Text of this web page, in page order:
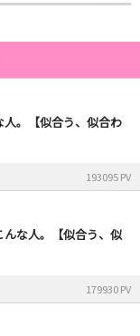
。【似合う、似合わ
193095 PV
な人。【似合う、似
179930 PV